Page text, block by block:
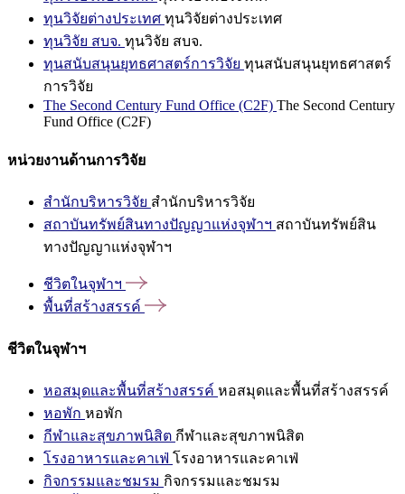
ทุนวิจัยต่างประเทศ ทุนวิจัยต่างประเทศ
ทุนวิจัย สบจ. ทุนวิจัย สบจ.
ทุนสนับสนุนยุทธศาสตร์การวิจัย ทุนสนับสนุนยุทธศาสตร์
การวิจัย
The Second Century Fund Office (C2F) The Second Century
Fund Office (C2F)
หน่วยงานด้านการวิจัย
สำนักบริหารวิจัย สำนักบริหารวิจัย
สถาบันทรัพย์สินทางปัญญาแห่งจุฬาฯ สถาบันทรัพย์สิน
ทางปัญญาแห่งจุฬาฯ
ชีวิตในจุฬาฯ
พื้นที่สร้างสรรค์
ชีวิตในจุฬาฯ
หอสมุดและพื้นที่สร้างสรรค์ หอสมุดและพื้นที่สร้างสรรค์
หอพัก หอพัก
กีฬาและสุขภาพนิสิต กีฬาและสุขภาพนิสิต
โรงอาหารและคาเฟ่ โรงอาหารและคาเฟ่
กิจกรรมและชมรม กิจกรรมและชมรม